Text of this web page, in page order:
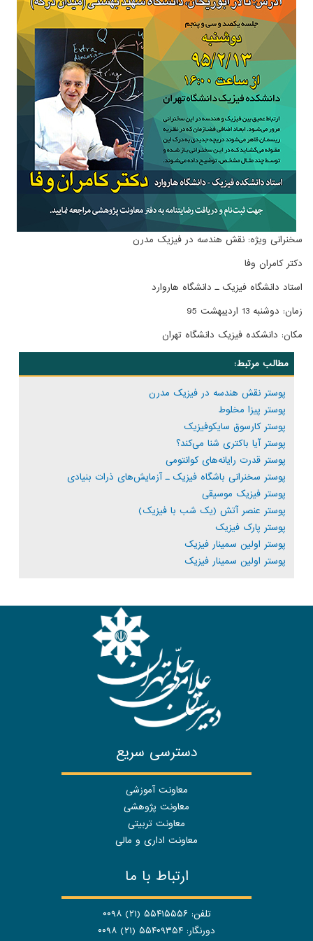
سخنرانی ویژه: نقش هندسه در فیزیک مدرن
دکتر کامران وفا
استاد دانشگاه فیزیک ـ دانشگاه هاروارد
زمان: دوشنبه 13 اردیبهشت 95
مکان: دانشکده فیزیک دانشگاه تهران
مطالب مرتبط:
پوستر نقش هندسه در فیزیک مدرن
پوستر پیزا مخلوط
پوستر کارسوق سایکوفیزیک
پوستر آیا باکتری شنا می‌کند؟
پوستر قدرت رایانه‌های کوانتومی
پوستر سخنرانی باشگاه فیزیک ـ آزمایش‌های ذرات بنیادی
پوستر فیزیک موسیقی
پوستر عنصر آتش (یک شب با فیزیک)
پوستر پارک فیزیک
پوستر اولین سمینار فیزیک
پوستر اولین سمینار فیزیک
دسترسی سریع
معاونت آموزشی
معاونت پژوهشی
معاونت تربیتی
معاونت اداری و مالی
ارتباط با ما
تلفن: ۵۵۴۱۵۵۵۶ (۲۱) ۰۰۹۸
دورنگار: ۵۵۴۰۹۳۵۴ (۲۱) ۰۰۹۸